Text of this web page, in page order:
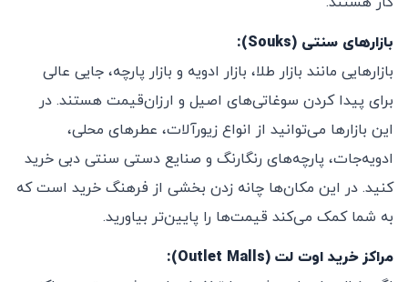
بازارهای سنتی (Souks):
بازارهایی مانند بازار طلا، بازار ادویه و بازار پارچه، جایی عالی
برای پیدا کردن سوغاتی‌های اصیل و ارزان‌قیمت هستند. در
این بازارها می‌توانید از انواع زیورآلات، عطرهای محلی،
ادویه‌جات، پارچه‌های رنگارنگ و صنایع دستی سنتی دبی خرید
کنید. در این مکان‌ها چانه زدن بخشی از فرهنگ خرید است که
به شما کمک می‌کند قیمت‌ها را پایین‌تر بیاورید.
مراکز خرید اوت لت (Outlet Malls):